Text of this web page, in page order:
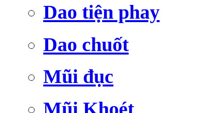
Dao tiện phay
Dao chuốt
Mũi đục